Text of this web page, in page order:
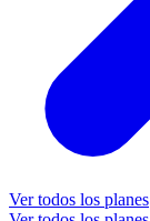
Ver todos los planes